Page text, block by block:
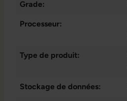
Grade:
Processeur:
Type de produit:
Stockage de données: